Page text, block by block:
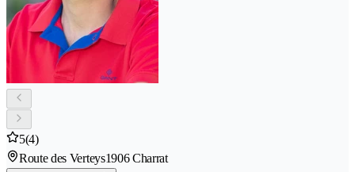
5(4)
Route des Verteys1906 Charrat